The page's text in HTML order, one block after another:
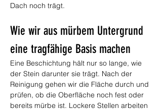
Dach noch trägt.
Wie wir aus mürbem Untergrund
eine tragfähige Basis machen
Eine Beschichtung hält nur so lange, wie
der Stein darunter sie trägt. Nach der
Reinigung gehen wir die Fläche durch und
prüfen, ob die Oberfläche noch fest oder
bereits mürbe ist. Lockere Stellen arbeiten